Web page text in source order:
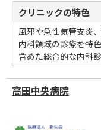
クリニックの特色
風邪や急性気管支炎
内科領域の診療を特
含めた総合的な内科
高田中央病院